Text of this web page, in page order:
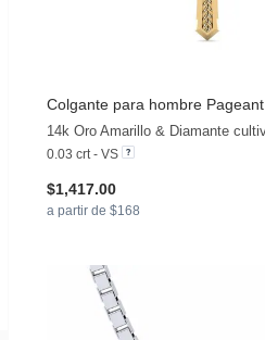
Colgante para hombre Pageant
0.03 crt - VS
$1,417.00
a partir de $168